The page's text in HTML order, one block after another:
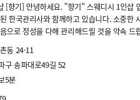
[향기] 안녕하세요. "향기" 스웨디시 1인샵
한국관리사와 함께하고 있습니다. 소중한
으로 정성을 다해 관리해드릴 것을 약속 드
동 24-11
구 송파대로49길 52
5분